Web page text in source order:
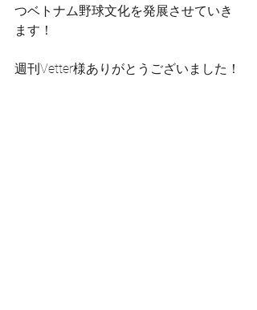
つベトナム野球文化を発展させていき
ます！
週刊Vetter様ありがとうございました！